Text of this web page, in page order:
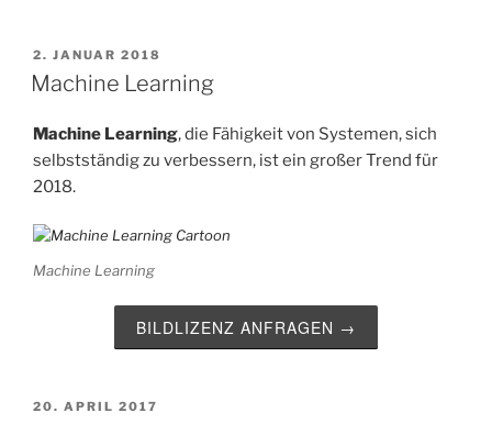
VERÖFFENTLICHT
AM
2. JANUAR 2018
Machine Learning
Machine Learning, die Fähigkeit von Systemen, sich
selbstständig zu verbessern, ist ein großer Trend für
2018.
Machine Learning
BILDLIZENZ ANFRAGEN →
VERÖFFENTLICHT
20. APRIL 2017